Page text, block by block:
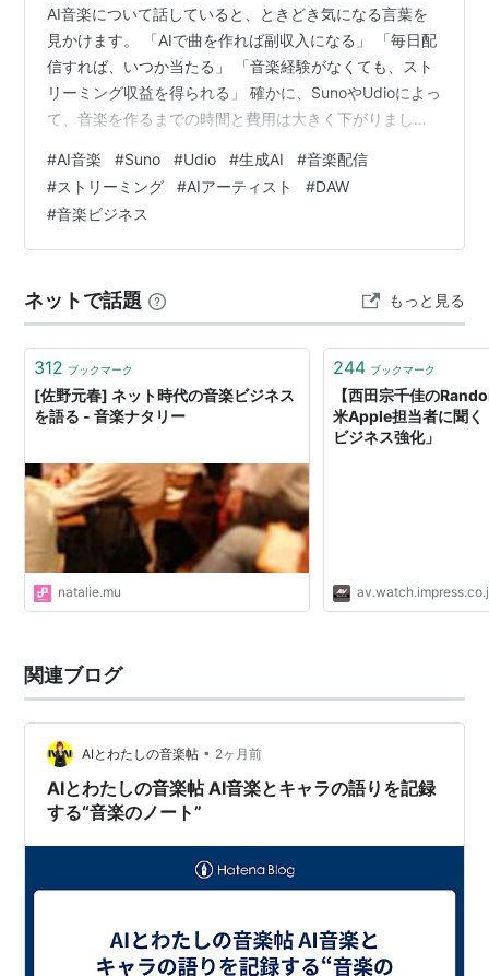
AI音楽について話していると、ときどき気になる言葉を
見かけます。 「AIで曲を作れば副収入になる」 「毎日配
信すれば、いつか当たる」 「音楽経験がなくても、スト
リーミング収益を得られる」 確かに、SunoやUdioによっ
て、音楽を作るまでの時間と費用は大きく下がりまし
必要だった工程を、一つの生成サービスで完結できるよ
うになっています。 しかし、音楽を作りやすくなったこ
とと、音楽で稼ぎやすくなったことは、まったく別の話
です。 100万回再生は「成功」なのか 日本でも、一曲だ
1000万回を超えた…
#AI音楽 #Suno #Udio #生成AI #音楽配信
#ストリーミング #AIアーティスト #DAW
#音楽ビジネス
ネットで話題 もっと見る
312 ブックマーク
[佐野元春] ネット時代の音楽ビジネス
を語る - 音楽ナタリー
natalie.mu
244 ブックマーク
【西田宗千佳の
米Apple担当者に聞く
ビジネス強化」
関連ブログ
AIとわたしの音楽帖 • 2ヶ月前
AIとわたしの音楽帖 AI音楽とキャラの語りを記録
する“音楽のノート”